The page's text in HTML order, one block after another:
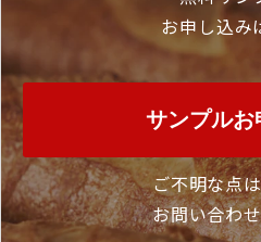
お申し込み
サンプルお
ご不明な点
お問い合わ